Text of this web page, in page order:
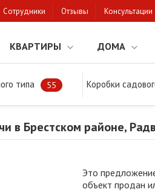
Сотрудники Отзывы Консультации
КВАРТИРЫ ДОМА
типа 55 Коробки
Продажа дачи в Брестском
в Брестском районе,
Это
объект продан